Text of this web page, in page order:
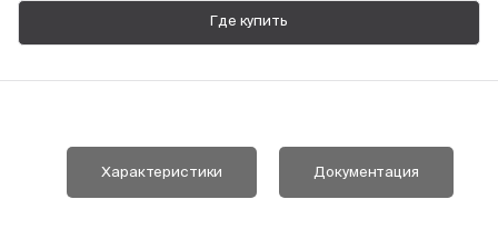
Где купить
Характеристики Документация